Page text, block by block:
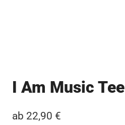
I Am Music Tee
ab 22,90 €